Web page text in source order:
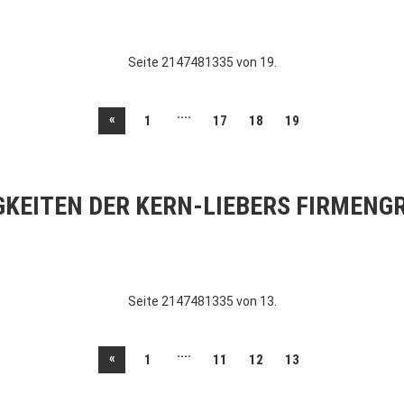
Seite 2147481335 von 19.
« 1 .... 17 18 19
DER KERN-LIEBERS
Seite 2147481335 von 13.
« 1 .... 11 12 13